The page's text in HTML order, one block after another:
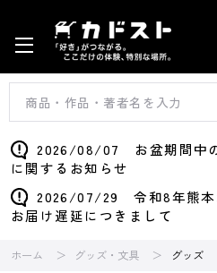
2026/08/07 お盆期間中
に関するお知らせ
2026/07/29 令和8年熊本
お届け遅延につきまして
ホーム グッズ・文具 グッズ